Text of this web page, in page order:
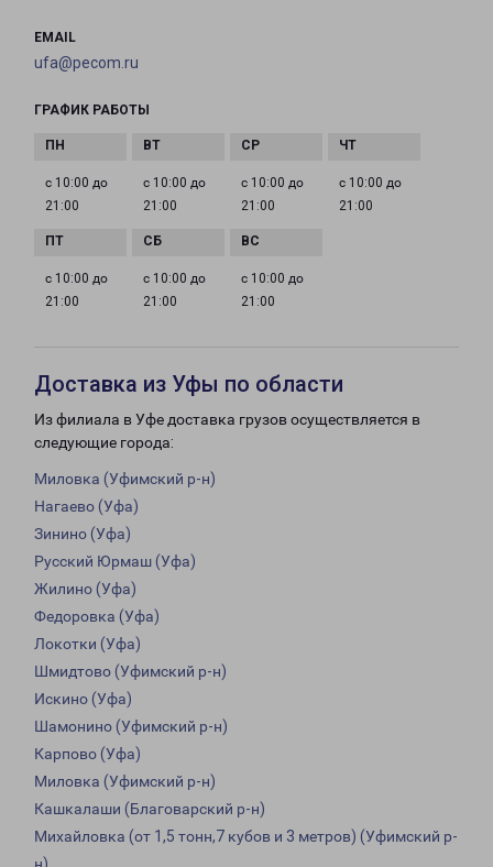
EMAIL
ufa@pecom.ru
ГРАФИК РАБОТЫ
с 10:00 до
21:00
с 10:00 до
21:00
с 10:00 до
21:00
с 10:00 до
21:00
с 10:00 до
21:00
с 10:00 до
21:00
с 10:00 до
21:00
Доставка из Уфы по области
Из филиала в Уфе доставка грузов осуществляется в
следующие города:
Миловка (Уфимский р-н)
Нагаево (Уфа)
Зинино (Уфа)
Русский Юрмаш (Уфа)
Жилино (Уфа)
Федоровка (Уфа)
Локотки (Уфа)
Шмидтово (Уфимский р-н)
Искино (Уфа)
Шамонино (Уфимский р-н)
Карпово (Уфа)
Миловка (Уфимский р-н)
Кашкалаши (Благоварский р-н)
Михайловка (от 1,5 тонн,7 кубов и 3 метров) (Уфимский р-